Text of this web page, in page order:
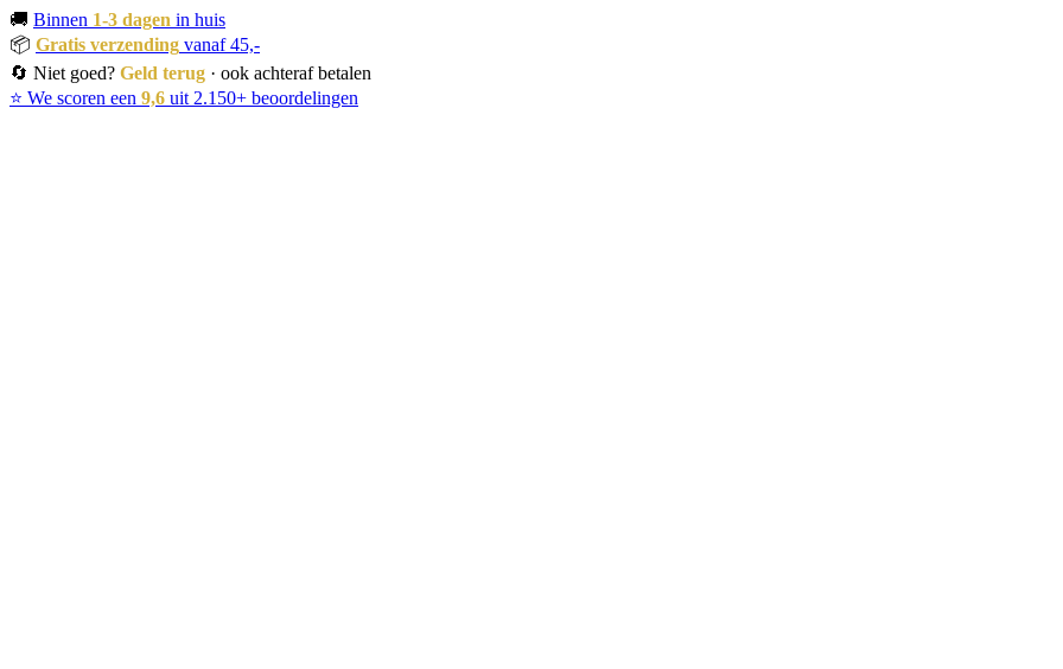
🚚 Binnen 1-3 dagen in huis
📦 Gratis verzending vanaf 45,-
🔄 Niet goed? Geld terug · ook achteraf betalen
⭐ We scoren een 9,6 uit 2.150+ beoordelingen